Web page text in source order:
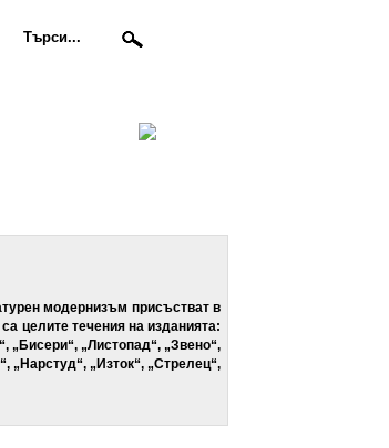
модернизъм присъстват в
целите течения на изданията:
„Листопад“, „Звено“,
„Нарстуд“, „Изток“, „Стрелец“,